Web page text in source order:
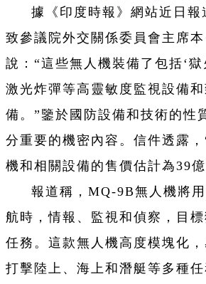
據《印度時報》網站近日報
致參議院外交關係委員會主席本
說：“這些無人機裝備了包括‘
激光炸彈等高靈敏度監視設備
備。”鑒於國防設備和技術的性
分重要的機密內容。信件透露，
機和相關設備的售價估計為39億
報道稱，MQ-9B無人機將
航時，情報、監視和偵察，目
任務。這款無人機高度模塊化
打擊陸上、海上和潛艇等多種